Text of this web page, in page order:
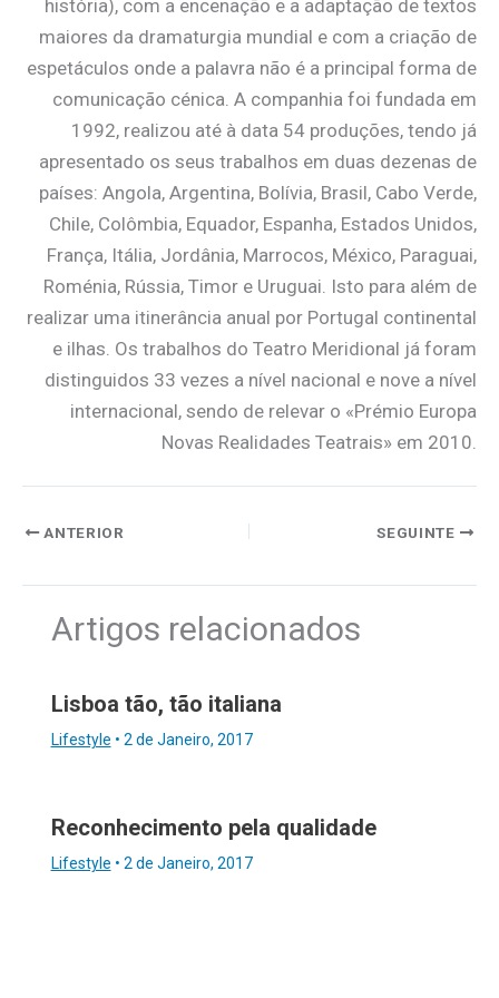
história), com a encenação e a adaptação de textos
maiores da dramaturgia mundial e com a criação de
espetáculos onde a palavra não é a principal forma de
comunicação cénica. A companhia foi fundada em
1992, realizou até à data 54 produções, tendo já
apresentado os seus trabalhos em duas dezenas de
países: Angola, Argentina, Bolívia, Brasil, Cabo Verde,
Chile, Colômbia, Equador, Espanha, Estados Unidos,
França, Itália, Jordânia, Marrocos, México, Paraguai,
Roménia, Rússia, Timor e Uruguai. Isto para além de
realizar uma itinerância anual por Portugal continental
e ilhas. Os trabalhos do Teatro Meridional já foram
distinguidos 33 vezes a nível nacional e nove a nível
internacional, sendo de relevar o «Prémio Europa
Novas Realidades Teatrais» em 2010.
ANTERIOR SEGUINTE
Artigos relacionados
Lisboa tão, tão italiana
Lifestyle • 2 de Janeiro, 2017
Reconhecimento pela qualidade
Lifestyle • 2 de Janeiro, 2017